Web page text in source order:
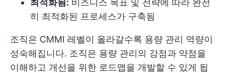
최적화됨: 비즈니스 목표 및 전략에 따라 완전
히 최적화된 프로세스가 구축됨
조직은 CMMI 레벨이 올라갈수록 용량 관리 역량이
성숙해집니다. 조직은 용량 관리의 강점과 약점을
이해하고 개선을 위한 로드맵을 개발할 수 있게 됩